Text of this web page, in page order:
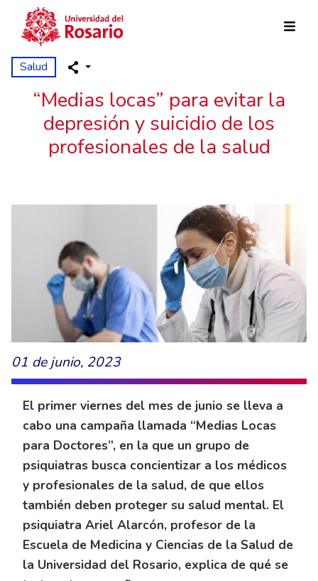
Pasar al contenido principal
Salud
“Medias locas” para evitar la
depresión y suicidio de los
profesionales de la salud
01 de junio, 2023
El primer viernes del mes de junio se lleva a
cabo una campaña llamada “Medias Locas
para Doctores”, en la que un grupo de
psiquiatras busca concientizar a los médicos
y profesionales de la salud, de que ellos
también deben proteger su salud mental. El
psiquiatra Ariel Alarcón, profesor de la
Escuela de Medicina y Ciencias de la Salud de
la Universidad del Rosario, explica de qué se